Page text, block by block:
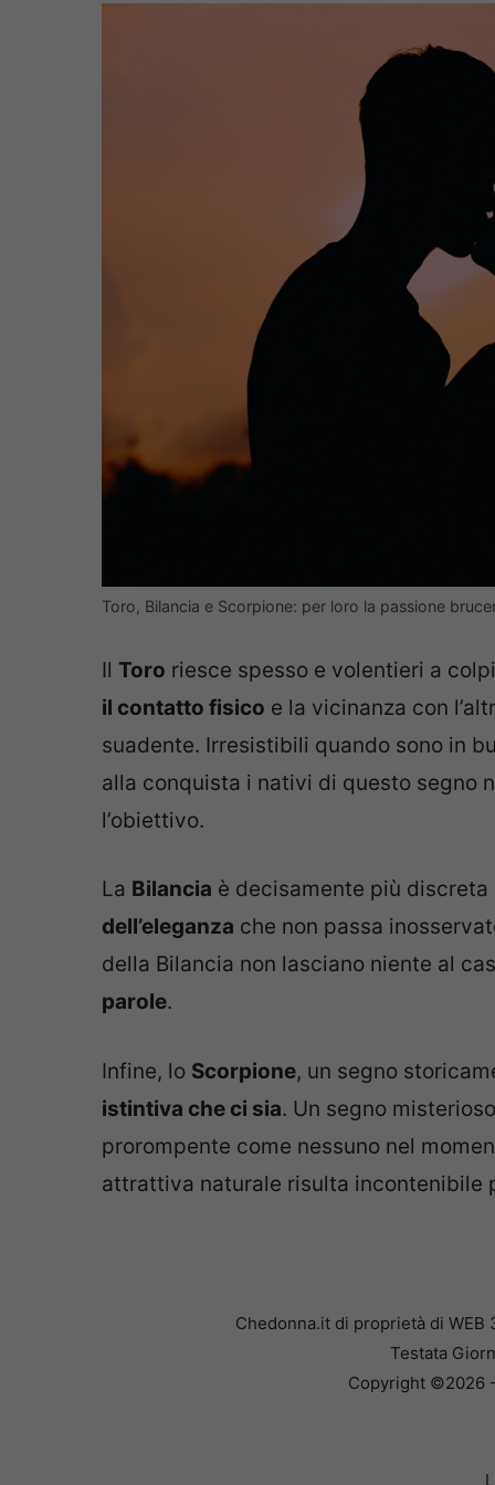
Toro, Bilancia e Scorpione: per loro la passione
Il Toro riesce spesso e volentieri a
il contatto fisico e la vicinanza con
suadente. Irresistibili quando sono in
alla conquista i nativi di questo segno
l’obiettivo.
La Bilancia è decisamente più
dell’eleganza che non passa
della Bilancia non lasciano niente al
parole.
Infine, lo Scorpione, un segno
istintiva che ci sia. Un segno
prorompente come nessuno nel
attrattiva naturale risulta incontenibile
Chedonna.it di proprietà di WEB
Testata
Copyright ©2026